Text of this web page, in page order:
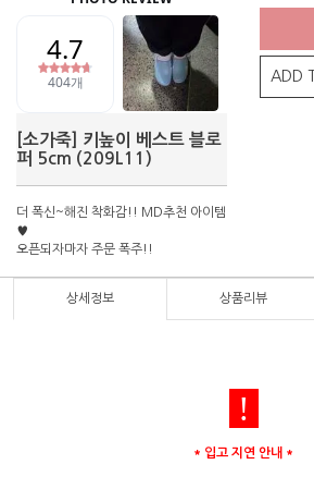
[소가죽] 키높이 베스트 블로
퍼 5cm (209L11)
더 폭신~해진 착화감!! MD추천 아이템
♥
오픈되자마자 주문 폭주!!
ADD
상세정보 상품리뷰
!
* 입고 지연 안내 *